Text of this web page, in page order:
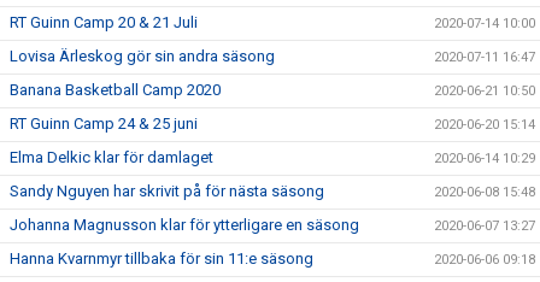
RT Guinn Camp 20 & 21 Juli 2020-07-14 10:00
Lovisa Ärleskog gör sin andra säsong 2020-07-11 16:47
Banana Basketball Camp 2020 2020-06-21 10:50
RT Guinn Camp 24 & 25 juni 2020-06-20 15:14
Elma Delkic klar för damlaget 2020-06-14 10:29
Sandy Nguyen har skrivit på för nästa säsong 2020-06-08 15:48
Johanna Magnusson klar för ytterligare en säsong 2020-06-07 13:27
Hanna Kvarnmyr tillbaka för sin 11:e säsong 2020-06-06 09:18